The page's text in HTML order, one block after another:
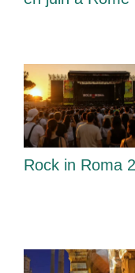
Rock in Roma